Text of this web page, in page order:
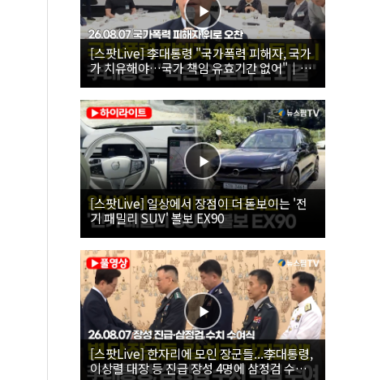
[스팟Live] 李대통령 "국가폭력 피해자, 국가
가 치유해야…국가 책임 유효기간 없어"｜
26.08.07 국가폭력 피해자 위로 오찬
[스팟Live] 일상에서 장점이 더 돋보이는 '전
기 패밀리 SUV' 볼보 EX90
[스팟Live] 한자리에 모인 장군들...李대통령,
이상렬 대장 등 진급 장성 4명에 삼정검 수치